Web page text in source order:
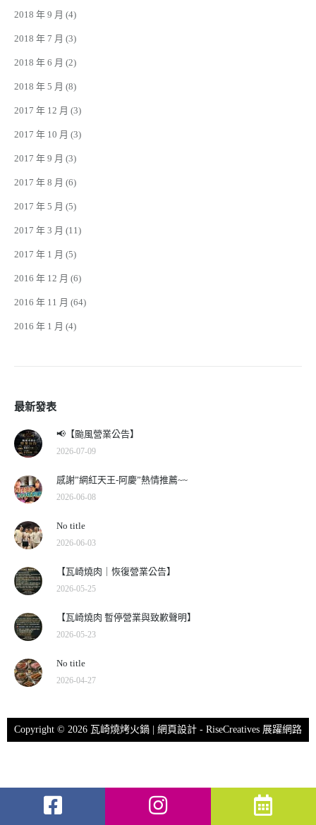
2018 年 9 月 (4)
2018 年 7 月 (3)
2018 年 6 月 (2)
2018 年 5 月 (8)
2017 年 12 月 (3)
2017 年 10 月 (3)
2017 年 9 月 (3)
2017 年 8 月 (6)
2017 年 5 月 (5)
2017 年 3 月 (11)
2017 年 1 月 (5)
2016 年 12 月 (6)
2016 年 11 月 (64)
2016 年 1 月 (4)
最新發表
📢【颱風營業公告】
2026-07-09
感謝”網紅天王-阿慶”熱情推薦~~
2026-06-08
No title
2026-06-03
【瓦崎燒肉｜恢復營業公告】
2026-05-25
【瓦崎燒肉 暫停營業與致歉聲明】
2026-05-23
No title
2026-04-27
Copyright © 2026 瓦崎燒烤火鍋 | 網頁設計 - RiseCreatives 展躍網路